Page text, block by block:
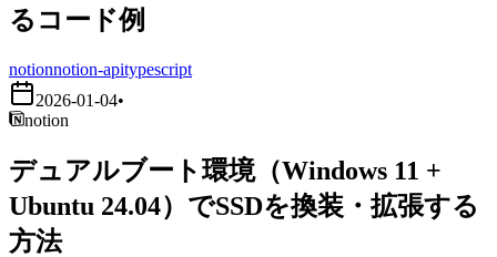
るコード例
notionnotion-apitypescript
2026-01-04•
notion
デュアルブート環境（Windows 11 +
Ubuntu 24.04）でSSDを換装・拡張する
方法